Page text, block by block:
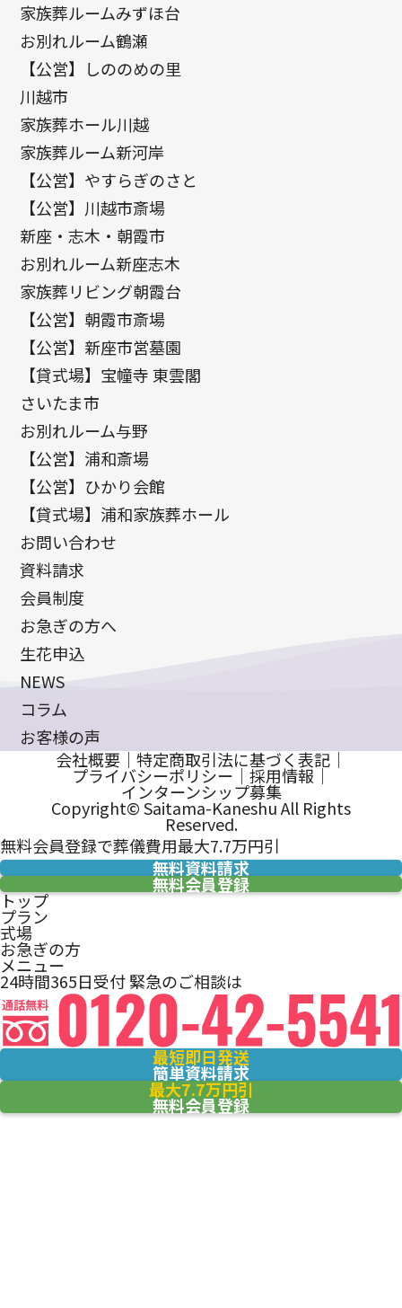
家族葬ルームみずほ台
お別れルーム鶴瀬
【公営】しののめの里
川越市
家族葬ホール川越
家族葬ルーム新河岸
【公営】やすらぎのさと
【公営】川越市斎場
新座・志木・朝霞市
お別れルーム新座志木
家族葬リビング朝霞台
【公営】朝霞市斎場
【公営】新座市営墓園
【貸式場】宝幢寺 東雲閣
さいたま市
お別れルーム与野
【公営】浦和斎場
【公営】ひかり会館
【貸式場】浦和家族葬ホール
お問い合わせ
資料請求
会員制度
お急ぎの方へ
生花申込
NEWS
コラム
お客様の声
会社概要 ｜ 特定商取引法に基づく表記 ｜
プライバシーポリシー ｜ 採用情報 ｜
インターンシップ募集
Copyright© Saitama-Kaneshu All Rights
Reserved.
無料会員登録で葬儀費用最大7.7万円引
無料資料請求
無料会員登録
トップ
プラン
式場
お急ぎの方
メニュー
24時間365日受付緊急のご相談は
最短即日発送
簡単資料請求
最大7.7万円引
無料会員登録